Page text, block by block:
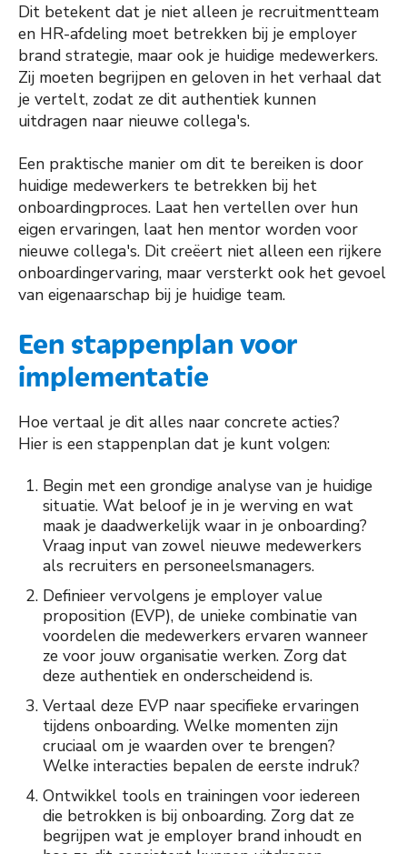
Dit betekent dat je niet alleen je recruitmentteam
en HR-afdeling moet betrekken bij je employer
brand strategie, maar ook je huidige medewerkers.
Zij moeten begrijpen en geloven in het verhaal dat
je vertelt, zodat ze dit authentiek kunnen
uitdragen naar nieuwe collega's.
Een praktische manier om dit te bereiken is door
huidige medewerkers te betrekken bij het
onboardingproces. Laat hen vertellen over hun
eigen ervaringen, laat hen mentor worden voor
nieuwe collega's. Dit creëert niet alleen een rijkere
onboardingervaring, maar versterkt ook het gevoel
van eigenaarschap bij je huidige team.
Een stappenplan voor
implementatie
Hoe vertaal je dit alles naar concrete acties?
Hier is een stappenplan dat je kunt volgen:
Begin met een grondige analyse van je huidige
situatie. Wat beloof je in je werving en wat
maak je daadwerkelijk waar in je onboarding?
Vraag input van zowel nieuwe medewerkers
als recruiters en personeelsmanagers.
Definieer vervolgens je employer value
proposition (EVP), de unieke combinatie van
voordelen die medewerkers ervaren wanneer
ze voor jouw organisatie werken. Zorg dat
deze authentiek en onderscheidend is.
Vertaal deze EVP naar specifieke ervaringen
tijdens onboarding. Welke momenten zijn
cruciaal om je waarden over te brengen?
Welke interacties bepalen de eerste indruk?
Ontwikkel tools en trainingen voor iedereen
die betrokken is bij onboarding. Zorg dat ze
begrijpen wat je employer brand inhoudt en